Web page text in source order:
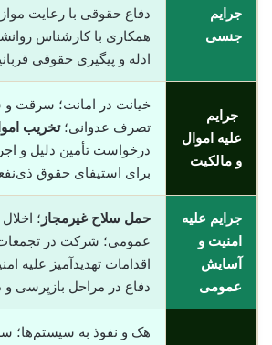
جرایم
جنسی
دفاع حقوقی با رعایت
همکاری با کارشناس
ادله و پیگیری حقوقی
جرایم
علیه اموال
و مالکیت
خیانت در امانت؛ سرقت
تصرف عدوانی؛تخریب
درخواست تأمین دلیل و
برای استیفای حقوق
جرایم علیه
امنیت و
آسایش
عمومی
حمل سلاح غیرمجاز ؛
عمومی؛ شرکت در تجمعات
اقدامات تهدیدآمیز علیه
دفاع در مراحل بازپرسی و
هک و نفوذ به سیستم‌ها؛